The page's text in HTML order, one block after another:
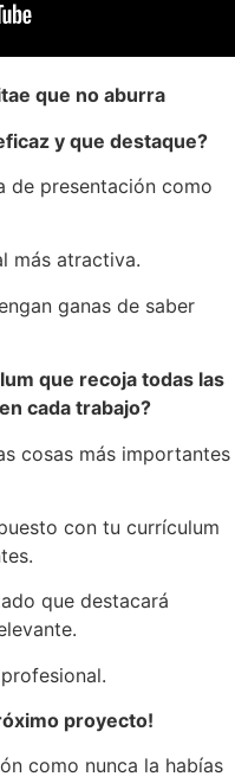
que no aburra
y que destaque?
de presentación como
más atractiva.
ganas de saber
que recoja todas las
cada trabajo?
cosas más importantes
con tu currículum
que destacará
proyecto!
como nunca la habías